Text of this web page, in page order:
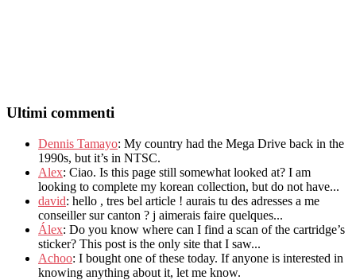
Ultimi commenti
Dennis Tamayo: My country had the Mega Drive back in the
1990s, but it’s in NTSC.
Alex: Ciao. Is this page still somewhat looked at? I am
looking to complete my korean collection, but do not have...
david: hello , tres bel article ! aurais tu des adresses a me
conseiller sur canton ? j aimerais faire quelques...
Álex: Do you know where can I find a scan of the cartridge’s
sticker? This post is the only site that I saw...
Achoo: I bought one of these today. If anyone is interested in
knowing anything about it, let me know.